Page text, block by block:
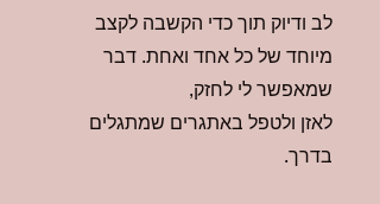
לב ודיוק תוך כדי הקשבה לקצב
מיוחד של כל אחד ואחת. דבר
שמאפשר לי לחזק,
לאזן ולטפל באתגרים שמתגלים
בדרך.